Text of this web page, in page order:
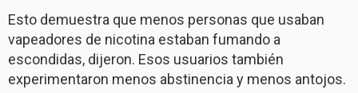
Esto demuestra que menos personas que usaban
vapeadores de nicotina estaban fumando a
escondidas, dijeron. Esos usuarios también
experimentaron menos abstinencia y menos antojos.